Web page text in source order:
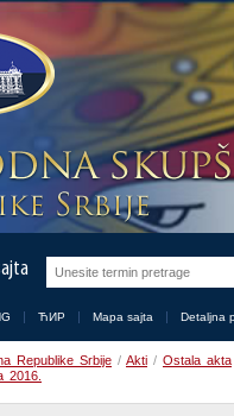
ЋИР Mapa sajta Detaljna
Republike Srbije / Akti / Ostala akta
2016.